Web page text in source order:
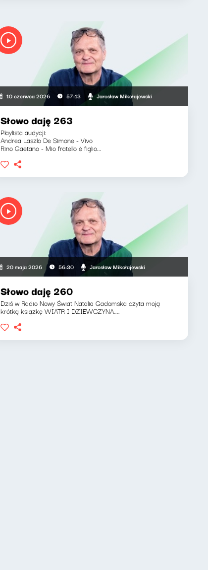
10 czerwca 2026 57:13 Jarosław Mikołajewski
Słowo daję 263
Playlista audycji:
Andrea Laszlo De Simone - Vivo
Rino Gaetano - Mio fratello è figlio...
20 maja 2026 56:30 Jarosław Mikołajewski
Słowo daję 260
Dziś w Radio Nowy Świat Natalia Gadomska czyta moją
krótką książkę WIATR I DZIEWCZYNA....